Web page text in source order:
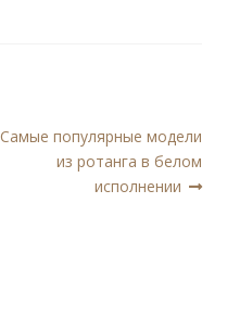
Следующая
Самые популярные модели
из ротанга в белом
исполнении